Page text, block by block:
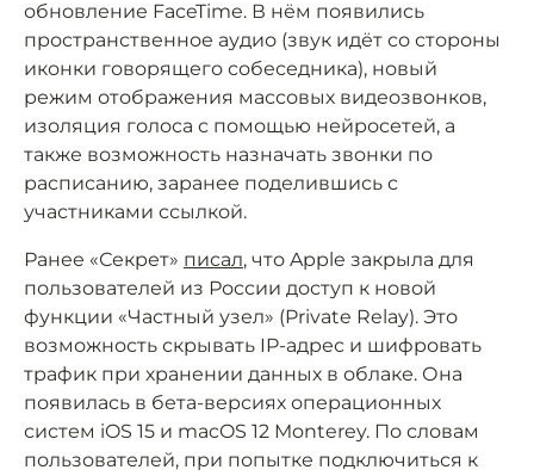
обновление FaceTime. В нём появились
пространственное аудио (звук идёт со стороны
иконки говорящего собеседника), новый
режим отображения массовых видеозвонков,
изоляция голоса с помощью нейросетей, а
также возможность назначать звонки по
расписанию, заранее поделившись с
участниками ссылкой.
Ранее «Секрет» писал, что Apple закрыла для
пользователей из России доступ к новой
функции «Частный узел» (Private Relay). Это
возможность скрывать IP-адрес и шифровать
трафик при хранении данных в облаке. Она
появилась в бета-версиях операционных
систем iOS 15 и macOS 12 Monterey. По словам
пользователей, при попытке подключиться к